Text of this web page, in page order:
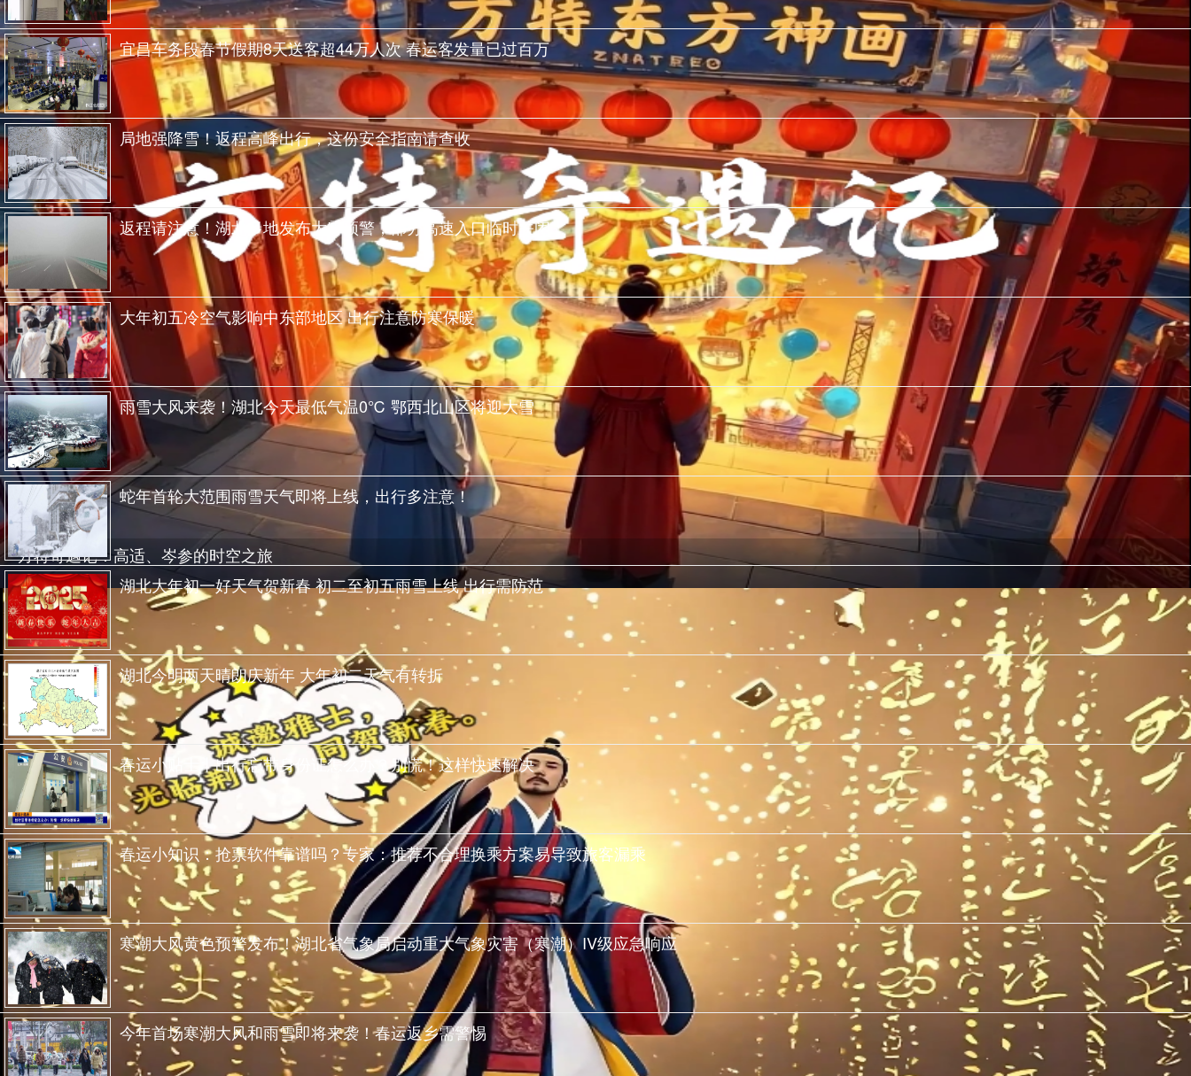
方特奇遇记：高适、岑参的时空之旅
宜昌车务段春节假期8天送客超44万人次 春运客发量已过百万
局地强降雪！返程高峰出行，这份安全指南请查收
返程请注意！湖北多地发布大雾预警，部分高速入口临时关闭
大年初五冷空气影响中东部地区 出行注意防寒保暖
雨雪大风来袭！湖北今天最低气温0℃ 鄂西北山区将迎大雪
蛇年首轮大范围雨雪天气即将上线，出行多注意！
湖北大年初一好天气贺新春 初二至初五雨雪上线 出行需防范
湖北今明两天晴朗庆新年 大年初二天气有转折
春运小贴士丨出行忘带身份证怎么办？别慌！这样快速解决
春运小知识：抢票软件靠谱吗？专家：推荐不合理换乘方案易导致旅客漏乘
寒潮大风黄色预警发布！湖北省气象局启动重大气象灾害（寒潮）IV级应急响应
今年首场寒潮大风和雨雪即将来袭！春运返乡需警惕